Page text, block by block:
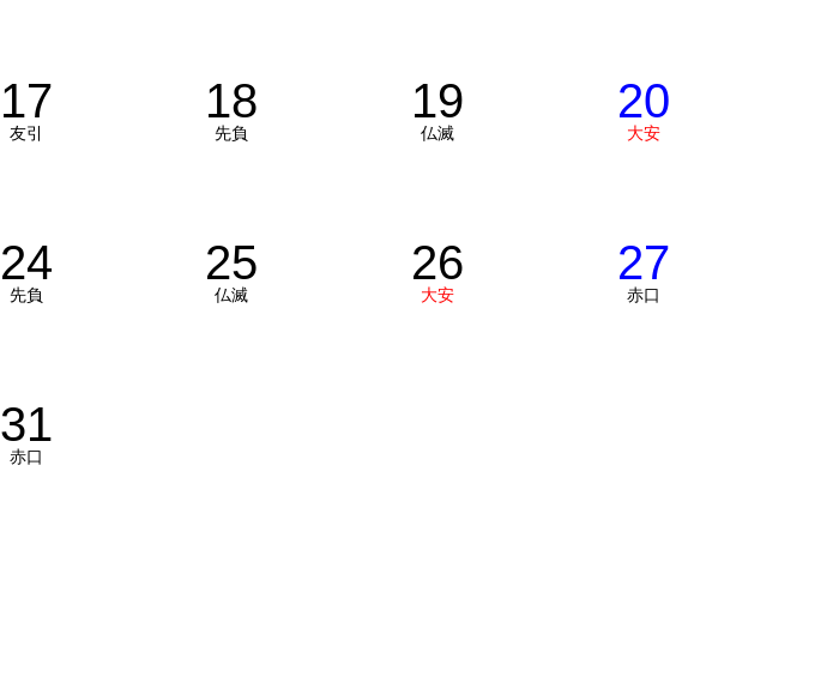
17
友引
18
先負
19
仏滅
20
大安
24
先負
25
仏滅
26
大安
27
赤口
31
赤口